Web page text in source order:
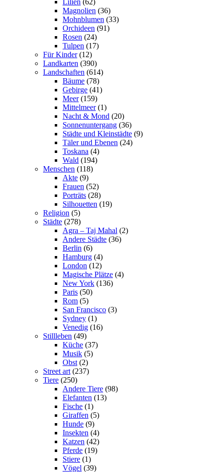
Lilien (62)
Magnolien (36)
Mohnblumen (33)
Orchideen (91)
Rosen (24)
Tulpen (17)
Für Kinder (12)
Landkarten (390)
Landschaften (614)
Bäume (78)
Gebirge (41)
Meer (159)
Mittelmeer (1)
Nacht & Mond (20)
Sonnenuntergang (36)
Städte und Kleinstädte (9)
Täler und Ebenen (24)
Toskana (4)
Wald (194)
Menschen (118)
Akte (9)
Frauen (52)
Porträts (28)
Silhouetten (19)
Religion (5)
Städte (278)
Agra – Taj Mahal (2)
Andere Städte (36)
Berlin (6)
Hamburg (4)
London (12)
Magische Plätze (4)
New York (136)
Paris (50)
Rom (5)
San Francisco (3)
Sydney (1)
Venedig (16)
Stillleben (49)
Küche (37)
Musik (5)
Obst (2)
Street art (237)
Tiere (250)
Andere Tiere (98)
Elefanten (13)
Fische (1)
Giraffen (5)
Hunde (9)
Insekten (4)
Katzen (42)
Pferde (19)
Stiere (1)
Vögel (39)